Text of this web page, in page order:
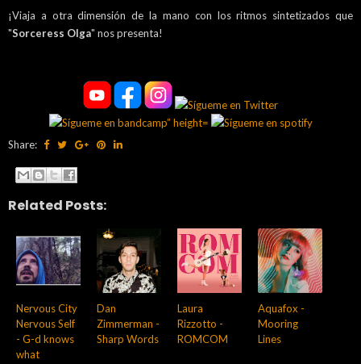
¡Viaja a otra dimensión de la mano con los ritmos sintetizados que
"Sorceress Olga" nos presenta!
Share:
Related Posts:
Nervous City
Nervous Self
- G-d knows
what
Dan
Zimmerman -
Sharp Words
Laura
Rizzotto -
ROMCOM
Aquafox -
Mooring
Lines